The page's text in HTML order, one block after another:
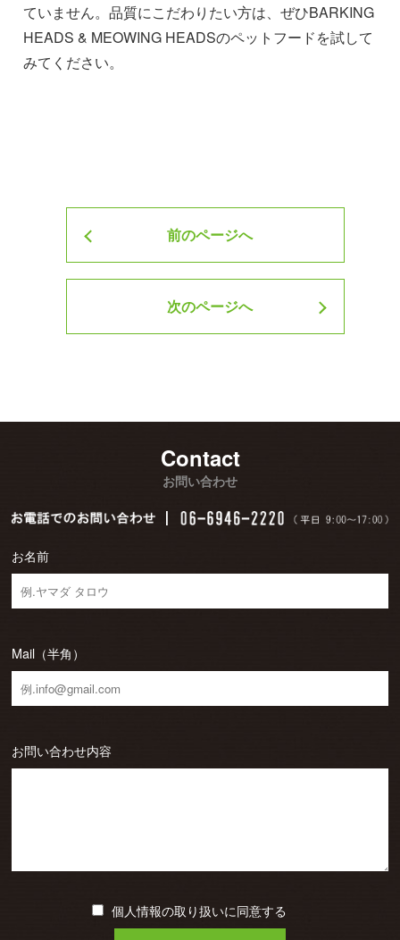
ていません。品質にこだわりたい方は、ぜひBARKING
HEADS & MEOWING HEADSのペットフードを試して
みてください。
投稿ナビゲーション
前のページへ
次のページへ
Contact
お問い合わせ
お名前
Mail（半角）
お問い合わせ内容
個人情報の取り扱いに同意する